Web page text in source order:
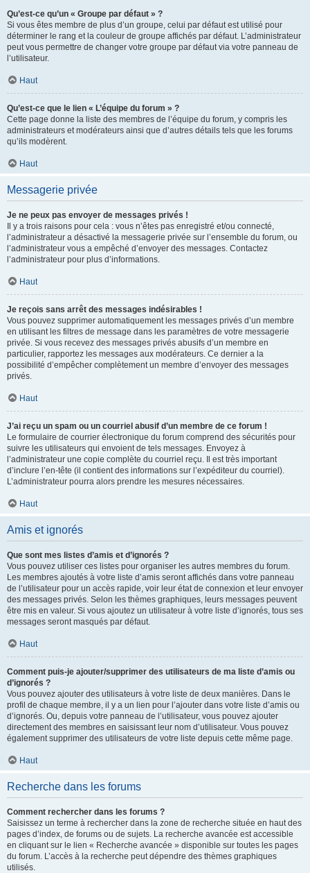
Qu’est-ce qu’un « Groupe par défaut » ?
Si vous êtes membre de plus d’un groupe, celui par défaut est utilisé pour
déterminer le rang et la couleur de groupe affichés par défaut. L’administrateur
peut vous permettre de changer votre groupe par défaut via votre panneau de
l’utilisateur.
Haut
Qu’est-ce que le lien « L’équipe du forum » ?
Cette page donne la liste des membres de l’équipe du forum, y compris les
administrateurs et modérateurs ainsi que d’autres détails tels que les forums
qu’ils modèrent.
Haut
Messagerie privée
Je ne peux pas envoyer de messages privés !
Il y a trois raisons pour cela : vous n’êtes pas enregistré et/ou connecté,
l’administrateur a désactivé la messagerie privée sur l’ensemble du forum, ou
l’administrateur vous a empêché d’envoyer des messages. Contactez
l’administrateur pour plus d’informations.
Haut
Je reçois sans arrêt des messages indésirables !
Vous pouvez supprimer automatiquement les messages privés d’un membre
en utilisant les filtres de message dans les paramètres de votre messagerie
privée. Si vous recevez des messages privés abusifs d’un membre en
particulier, rapportez les messages aux modérateurs. Ce dernier a la
possibilité d’empêcher complètement un membre d’envoyer des messages
privés.
Haut
J’ai reçu un spam ou un courriel abusif d’un membre de ce forum !
Le formulaire de courrier électronique du forum comprend des sécurités pour
suivre les utilisateurs qui envoient de tels messages. Envoyez à
l’administrateur une copie complète du courriel reçu. Il est très important
d’inclure l’en-tête (il contient des informations sur l’expéditeur du courriel).
L’administrateur pourra alors prendre les mesures nécessaires.
Haut
Amis et ignorés
Que sont mes listes d’amis et d’ignorés ?
Vous pouvez utiliser ces listes pour organiser les autres membres du forum.
Les membres ajoutés à votre liste d’amis seront affichés dans votre panneau
de l’utilisateur pour un accès rapide, voir leur état de connexion et leur envoyer
des messages privés. Selon les thèmes graphiques, leurs messages peuvent
être mis en valeur. Si vous ajoutez un utilisateur à votre liste d’ignorés, tous ses
messages seront masqués par défaut.
Haut
Comment puis-je ajouter/supprimer des utilisateurs de ma liste d’amis ou
d’ignorés ?
Vous pouvez ajouter des utilisateurs à votre liste de deux manières. Dans le
profil de chaque membre, il y a un lien pour l’ajouter dans votre liste d’amis ou
d’ignorés. Ou, depuis votre panneau de l’utilisateur, vous pouvez ajouter
directement des membres en saisissant leur nom d’utilisateur. Vous pouvez
également supprimer des utilisateurs de votre liste depuis cette même page.
Haut
Recherche dans les forums
Comment rechercher dans les forums ?
Saisissez un terme à rechercher dans la zone de recherche située en haut des
pages d’index, de forums ou de sujets. La recherche avancée est accessible
en cliquant sur le lien « Recherche avancée » disponible sur toutes les pages
du forum. L’accès à la recherche peut dépendre des thèmes graphiques
utilisés.